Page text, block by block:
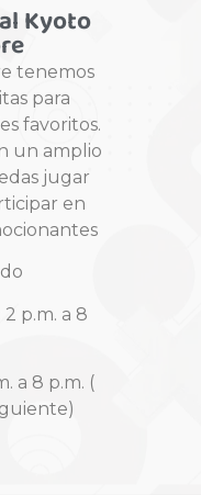
Kyoto
tenemos
para
favoritos.
un amplio
jugar
en
2 p.m. a 8
a 8 p.m. (